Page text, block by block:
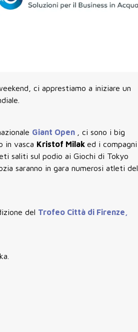
ci apprestiamo a iniziare un
Giant Open
, ci sono i big
in vasca Kristof Milak ed i compagni
saliti sul podio ai Giochi di Tokyo
saranno in gara numerosi atleti del
del Trofeo Città di Firenze,